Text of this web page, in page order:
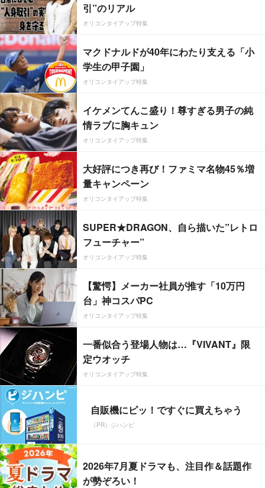
引”のリアル
オリコンタイアップ特集
マクドナルドが40年にわたり支える「小
学生の甲子園」
オリコンタイアップ特集
イケメンてんこ盛り！尊すぎる男子の純
情ラブに胸キュン
オリコンタイアップ特集
大好評につき再び！ファミマ名物45％増
量キャンペーン
オリコンタイアップ特集
SUPER★DRAGON、自ら描いた”レトロ
フューチャー”
オリコンタイアップ特集
【驚愕】メーカー社員が推す「10万円
台」神コスパPC
オリコンタイアップ特集
一番似合う登場人物は…『VIVANT』限
定ウオッチ
オリコンタイアップ特集
自販機にピッ！ですぐに買えちゃう
（PR）ジハンピ
2026年7月夏ドラマも、注目作＆話題作
が勢ぞろい！